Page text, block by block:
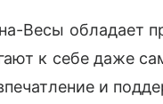
Весы обладает
к себе даже
и